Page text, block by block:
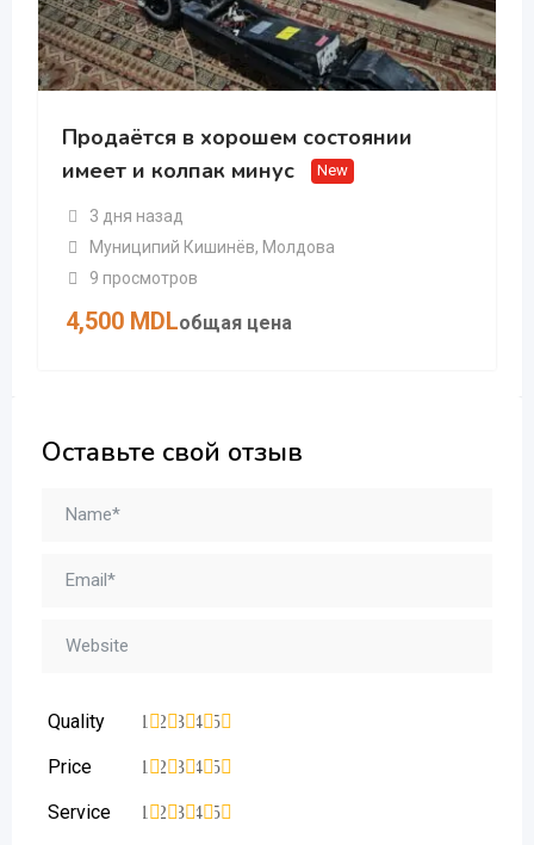
Продаётся в хорошем состоянии
имеет и колпак минус
New
3 дня назад
Муниципий Кишинёв, Молдова
9 просмотров
4,500 MDLобщая цена
Оставьте свой отзыв
Quality 5
4
3
2
1
Price 5
4
3
2
1
Service 5
4
3
2
1